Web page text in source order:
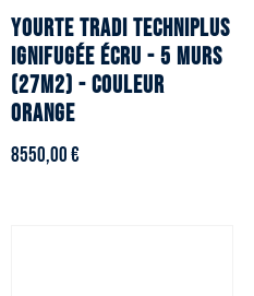
YOURTE TRADI TECHNIPLUS
ignifugée écru - 5 murs
(27m2) - Couleur
orange
8550,00€